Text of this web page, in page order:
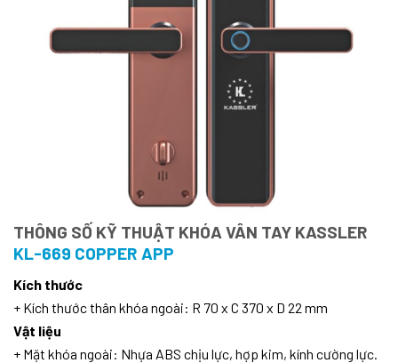
THÔNG SỐ KỸ THUẬT KHÓA VÂN TAY KASSLER
KL-669 COPPER APP
Kích thước
+ Kích thước thân khóa ngoài: R 70 x C 370 x D 22 mm
Vật liệu
+ Mặt khóa ngoài: Nhựa ABS chịu lực, hợp kim, kính cường lực.